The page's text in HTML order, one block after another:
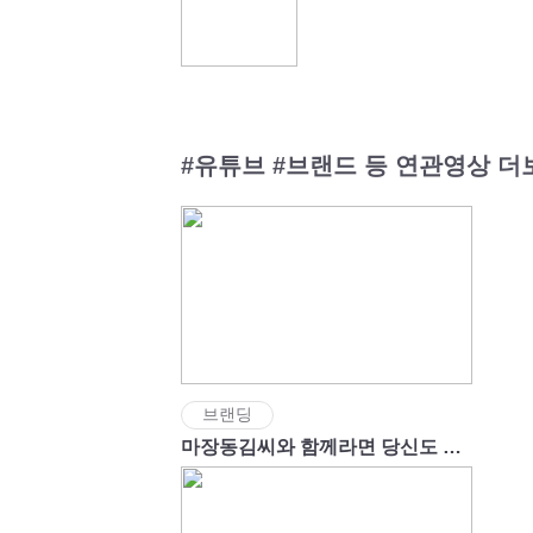
#유튜브 #브랜드 등 연관영상 더
브랜딩
마장동김씨와 함께라면 당신도 성공신화의 주인공!